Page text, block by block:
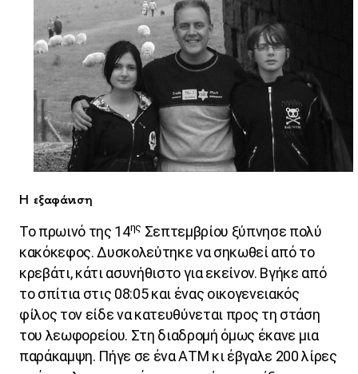
Η εξαφάνιση
Το πρωινό της 14ης Σεπτεμβρίου ξύπνησε πολύ
κακόκεφος. Δυσκολεύτηκε να σηκωθεί από το
κρεβάτι, κάτι ασυνήθιστο για εκείνον. Βγήκε από
το σπίτια στις 08:05 και ένας οικογενειακός
φίλος τον είδε να κατευθύνεται προς τη στάση
του λεωφορείου. Στη διαδρομή όμως έκανε μια
παράκαμψη. Πήγε σε ένα ΑΤΜ κι έβγαλε 200 λίρες